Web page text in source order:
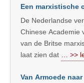
Een marxistische
De Nederlandse
Chinese Academie
van de Britse
laat zien dat
… >>
Van Armoede